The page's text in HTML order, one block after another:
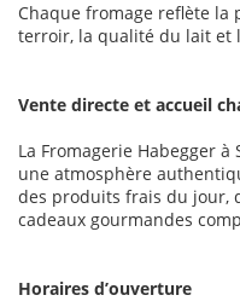
Chaque fromage reflète la
terroir, la qualité du lait et
Vente directe et accueil
La Fromagerie Habegger
une atmosphère
des produits frais du jour,
cadeaux gourmandes
Horaires d’ouverture